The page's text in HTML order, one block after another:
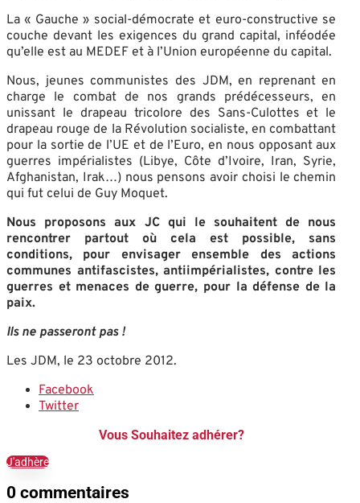
La « Gauche » social-démocrate et euro-constructive se
couche devant les exigences du grand capital, inféodée
qu’elle est au MEDEF et à l’Union européenne du capital.
Nous, jeunes communistes des JDM, en reprenant en
charge le combat de nos grands prédécesseurs, en
unissant le drapeau tricolore des Sans-Culottes et le
drapeau rouge de la Révolution socialiste, en combattant
pour la sortie de l’UE et de l’Euro, en nous opposant aux
guerres impérialistes (Libye, Côte d’Ivoire, Iran, Syrie,
Afghanistan, Irak…) nous pensons avoir choisi le chemin
qui fut celui de Guy Moquet.
Nous proposons aux JC qui le souhaitent de nous
rencontrer partout où cela est possible, sans
conditions, pour envisager ensemble des actions
communes antifascistes, antiimpérialistes, contre les
guerres et menaces de guerre, pour la défense de la
paix.
Ils ne passeront pas !
Les JDM, le 23 octobre 2012.
Facebook
Twitter
Vous Souhaitez adhérer?
J'adhère
0 commentaires